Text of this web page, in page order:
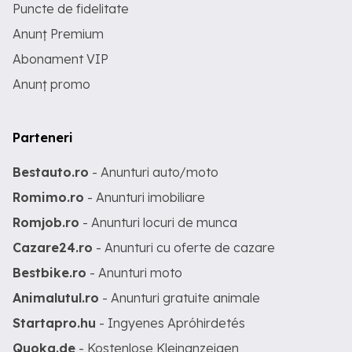
Puncte de fidelitate
Anunț Premium
Abonament VIP
Anunț promo
Parteneri
Bestauto.ro - Anunturi auto/moto
Romimo.ro - Anunturi imobiliare
Romjob.ro - Anunturi locuri de munca
Cazare24.ro - Anunturi cu oferte de cazare
Bestbike.ro - Anunturi moto
Animalutul.ro - Anunturi gratuite animale
Startapro.hu - Ingyenes Apróhirdetés
Quoka.de - Kostenlose Kleinanzeigen